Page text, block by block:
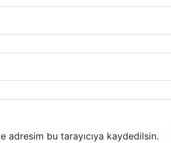
adresim bu tarayıcıya kaydedilsin.